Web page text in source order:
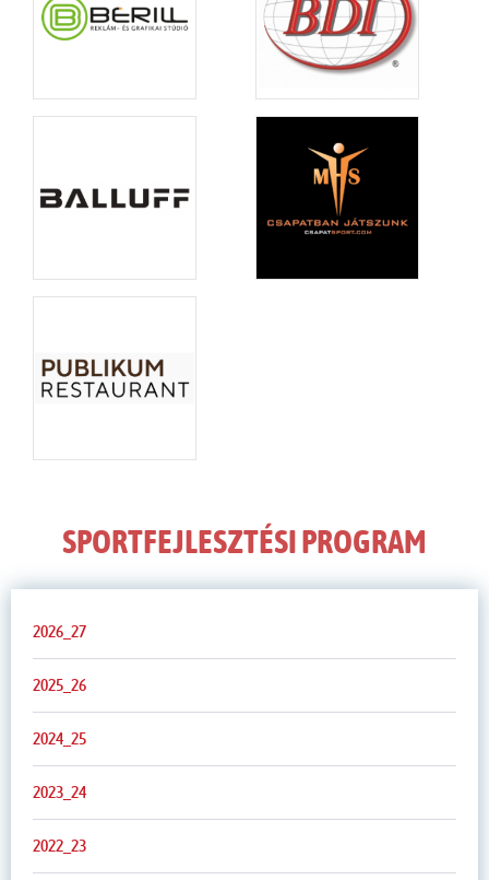
SPORTFEJLESZTÉSI PROGRAM
2026_27
2025_26
2024_25
2023_24
2022_23